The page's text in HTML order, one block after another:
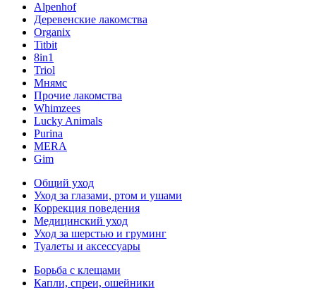
Alpenhof
Деревенские лакомства
Organix
Titbit
8in1
Triol
Мнямс
Прочие лакомства
Whimzees
Lucky Animals
Purina
MERA
Gim
Общий уход
Уход за глазами, ртом и ушами
Коррекция поведения
Медицинский уход
Уход за шерстью и груминг
Туалеты и аксессуары
Борьба с клещами
Капли, спреи, ошейники